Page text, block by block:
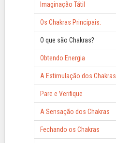
Imaginação Tátil
Os Chakras Principais:
O que são Chakras?
Obtendo Energia
A Estimulação dos Chakras
Pare e Verifique
A Sensação dos Chakras
Fechando os Chakras